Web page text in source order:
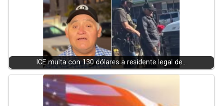
ICE multa con 130 dólares a residente legal de…